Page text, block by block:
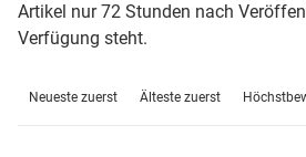
Artikel nur 72 Stunden nach
Verfügung steht.
Neueste zuerst Älteste zuerst